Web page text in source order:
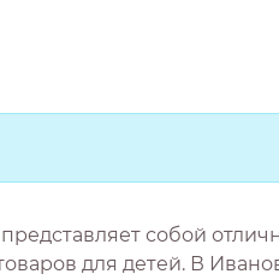
собой
для детей. В